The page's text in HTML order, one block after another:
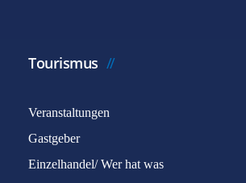
Tourismus
Veranstaltungen
Gastgeber
Einzelhandel/ Wer hat was